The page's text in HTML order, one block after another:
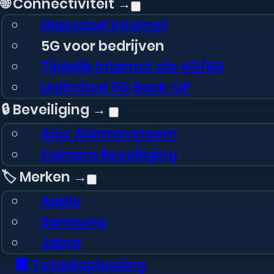
Glasvezel Internet
5G voor bedrijven
Tijdelijk Internet via 4G/5G
Unlimited 5G Back-UP
🔒 Beveiliging →
Ajax Alarmsysteem
Camera Beveiliging
🏷️ Merken →
Apple
Samsung
Jabra
🏢 Totaaloplossing